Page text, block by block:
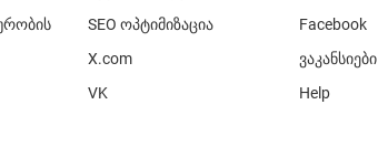
SEO ოპტიმიზაცია
X.com
VK
Facebook
ვაკანსიები
Help